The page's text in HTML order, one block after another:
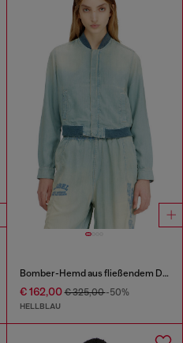
Bomber-Hemd aus fließendem Denim mit Schmutzeffekt
€ 162,00€ 325,00-50%
HELLBLAU